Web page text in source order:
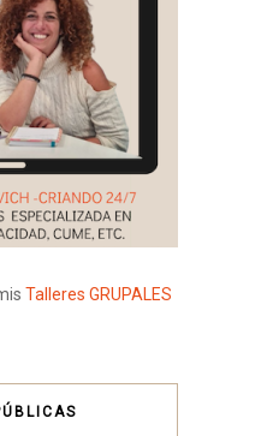
Talleres GRUPALES